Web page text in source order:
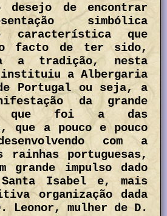
desejo de encontrar
simbólica
característica que
o facto de ter sido,
a tradição, nesta
a Albergaria
Portugal ou seja, a
da grande
que foi a das
que a pouco e pouco
com a
rainhas portuguesas,
grande impulso dado
Isabel e, mais
organização dada
Leonor, mulher de D.